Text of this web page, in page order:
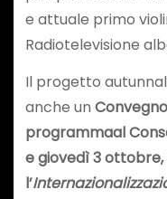
e attuale primo
Radiotelevisione
Il progetto
anche un
programmaal
e giovedì 3
l’